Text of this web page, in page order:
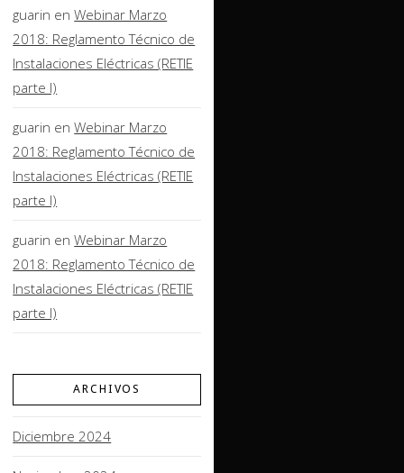
guarin enWebinar Marzo
2018: Reglamento Técnico de
Instalaciones Eléctricas (RETIE
parte I)
guarin enWebinar Marzo
2018: Reglamento Técnico de
Instalaciones Eléctricas (RETIE
parte I)
guarin enWebinar Marzo
2018: Reglamento Técnico de
Instalaciones Eléctricas (RETIE
parte I)
ARCHIVOS
Diciembre 2024